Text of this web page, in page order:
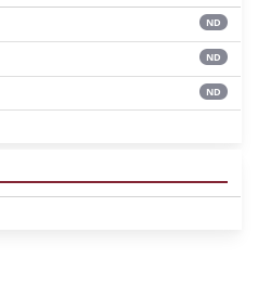
ND
ND
ND